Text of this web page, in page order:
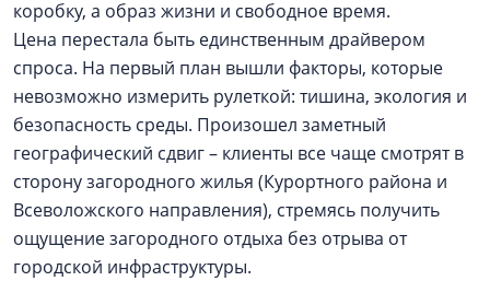
коробку, а образ жизни и свободное время.
Цена перестала быть единственным драйвером
спроса. На первый план вышли факторы, которые
невозможно измерить рулеткой: тишина, экология и
безопасность среды. Произошел заметный
географический сдвиг – клиенты все чаще смотрят в
сторону загородного жилья (Курортного района и
Всеволожского направления), стремясь получить
ощущение загородного отдыха без отрыва от
городской инфраструктуры.